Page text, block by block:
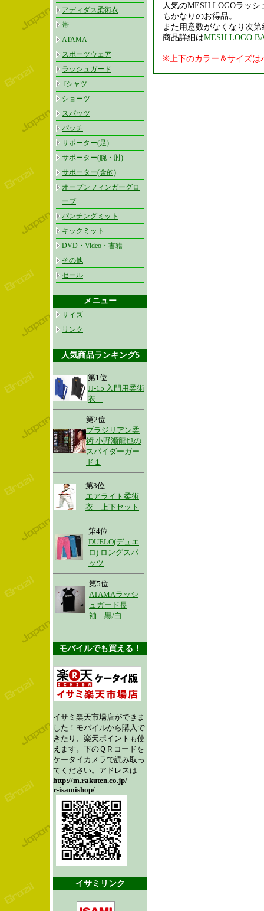
アディダス柔術衣
帯
ATAMA
スポーツウェア
ラッシュガード
Tシャツ
ショーツ
スパッツ
パッチ
サポーター(足)
サポーター(腕・肘)
サポーター(金的)
オープンフィンガーグロ
ーブ
パンチングミット
キックミット
DVD・Video・書籍
その他
セール
メニュー
サイズ
リンク
人気商品ランキング5
第1位
JJ-15 入門用柔術
衣
第2位
ブラジリアン柔
術 小野瀬龍也の
スパイダーガー
ド１
第3位
エアライト柔術
衣 上下セット
第4位
DUELO(デュエ
ロ) ロングスパ
ッツ
第5位
ATAMAラッシ
ュガード長
袖 黒/白
モバイルでも買える！
イサミ楽天市場店ができま
した！モバイルから購入で
きたり、楽天ポイントも使
えます。下のＱＲコードを
ケータイカメラで読み取っ
てください。アドレスは
http://m.rakuten.co.jp/
r-isamishop/
イサミリンク
人気のMESH LOGOラッ
もかなりのお得品。
また用意数がなくなり次
商品詳細はMESH LOGO
※上下のカラー＆サイズは